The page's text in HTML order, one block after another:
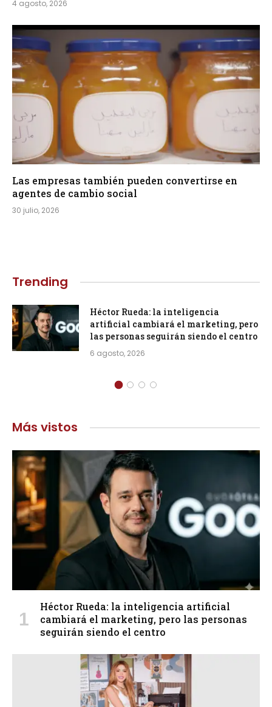
4 agosto, 2026
Las empresas también pueden convertirse en
agentes de cambio social
30 julio, 2026
Trending
Héctor Rueda: la inteligencia
artificial cambiará el marketing, pero
las personas seguirán siendo el centro
6 agosto, 2026
Más vistos
Héctor Rueda: la inteligencia artificial
cambiará el marketing, pero las personas
seguirán siendo el centro